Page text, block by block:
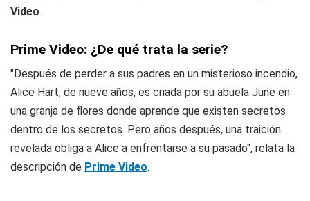
Video.
Prime Video: ¿De qué trata la serie?
"Después de perder a sus padres en un misterioso incendio,
Alice Hart, de nueve años, es criada por su abuela June en
una granja de flores donde aprende que existen secretos
dentro de los secretos. Pero años después, una traición
revelada obliga a Alice a enfrentarse a su pasado", relata la
descripción de Prime Video.